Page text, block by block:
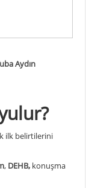
Aydın
ilk belirtilerini
, DEHB, konuşma